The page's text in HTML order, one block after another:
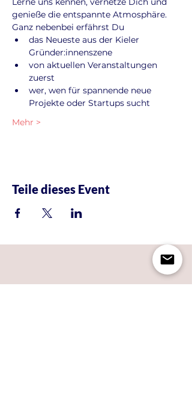
genieße die entspannte Atmosphäre.
Ganz nebenbei erfährst Du
das Neueste aus der Kieler
Gründer:innenszene
von aktuellen Veranstaltungen
zuerst
wer, wen für spannende neue
Projekte oder Startups sucht
Mehr >
Teile dieses Event